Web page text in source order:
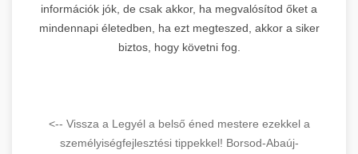
információk jók, de csak akkor, ha megvalósítod őket a
mindennapi életedben, ha ezt megteszed, akkor a siker
biztos, hogy követni fog.
<-- Vissza a Legyél a belső éned mestere ezekkel a
személyiségfejlesztési tippekkel! Borsod-Abaúj-